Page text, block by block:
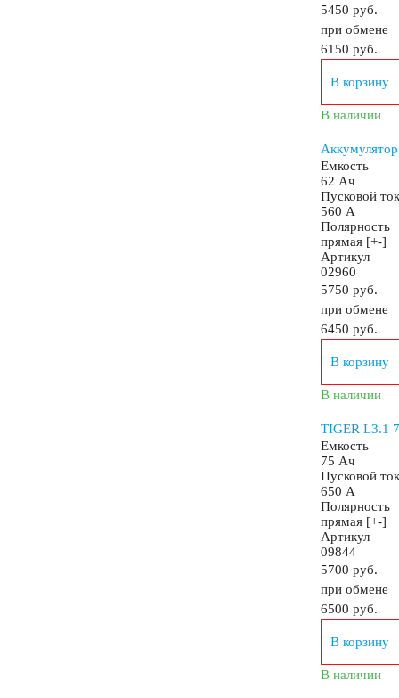
Аккумуляторы для автомобилей из Азии
Аккумуляторы для американских автомобилей
Аккумуляторы для европейских автомобилей
Аккумуляторы для японских автомобилей
5450 руб.
при обмене
6150 руб.
В корзину
В наличии
Емкость
62 Ач
Пусковой ток
560 А
Полярность
прямая [+-]
Артикул
02960
5750 руб.
при обмене
6450 руб.
В корзину
В наличии
TIGER L3.1
Емкость
75 Ач
Пусковой ток
650 А
Полярность
прямая [+-]
Артикул
09844
5700 руб.
при обмене
6500 руб.
В корзину
В наличии